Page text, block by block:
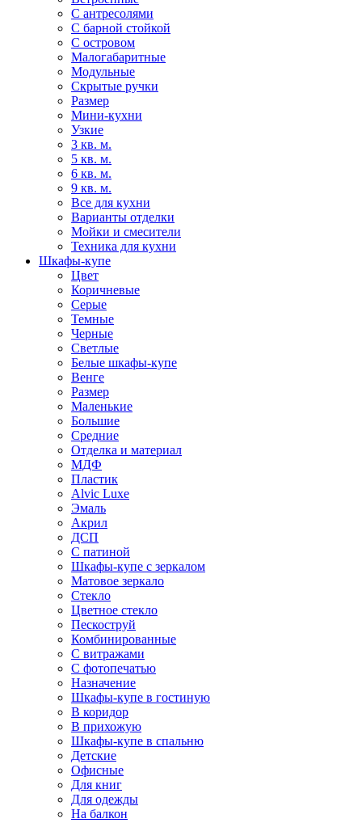
С антресолями
С барной стойкой
С островом
Малогабаритные
Модульные
Скрытые ручки
Размер
Мини-кухни
Узкие
3 кв. м.
5 кв. м.
6 кв. м.
9 кв. м.
Все для кухни
Варианты отделки
Мойки и смесители
Техника для кухни
Шкафы-купе
Цвет
Коричневые
Серые
Темные
Черные
Светлые
Белые шкафы-купе
Венге
Размер
Маленькие
Большие
Средние
Отделка и материал
МДФ
Пластик
Alvic Luxe
Эмаль
Акрил
ДСП
С патиной
Шкафы-купе с зеркалом
Матовое зеркало
Стекло
Цветное стекло
Пескоструй
Комбинированные
С витражами
С фотопечатью
Назначение
Шкафы-купе в гостиную
В коридор
В прихожую
Шкафы-купе в спальню
Детские
Офисные
Для книг
Для одежды
На балкон